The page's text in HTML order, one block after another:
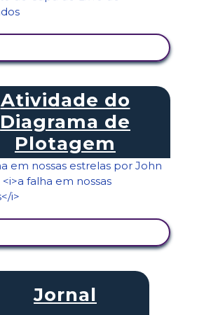
Atividade do
Diagrama de
Plotagem
Jornal